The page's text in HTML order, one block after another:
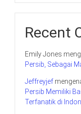
Recent
Emily Jones
Persib, Sebagai
Jeffreyjef
Persib Memiliki
Terfanatik di